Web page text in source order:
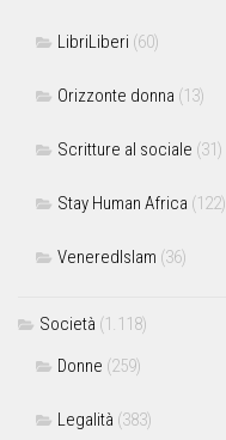
LibriLiberi (60)
Orizzonte donna (13)
Scritture al sociale (31)
Stay Human Africa (122)
VeneredIslam (36)
Società (1.118)
Donne (259)
Legalità (383)